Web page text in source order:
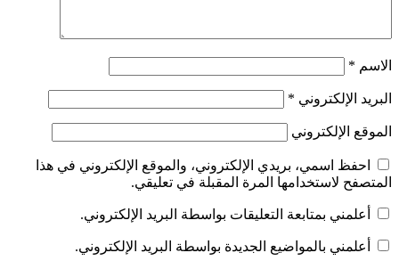
الاسم *
البريد الإلكتروني *
الموقع الإلكتروني
احفظ اسمي، بريدي الإلكتروني، والموقع الإلكتروني في هذا
المتصفح لاستخدامها المرة المقبلة في تعليقي.
أعلمني بمتابعة التعليقات بواسطة البريد الإلكتروني.
أعلمني بالمواضيع الجديدة بواسطة البريد الإلكتروني.